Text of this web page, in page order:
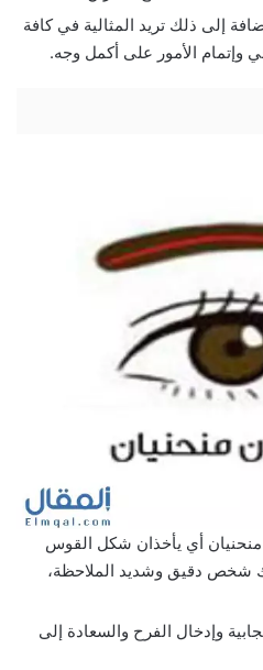
إلى ذلك تريد المثالية في كافة
وإتمام الأمور على أكمل وجه.
منحنيان أي يأخذان شكل القوس
شخص دقيق وشديد الملاحظة،
وإدخال الفرح والسعادة إلى